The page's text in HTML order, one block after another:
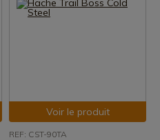
Voir le produit
REF: CST-90TA